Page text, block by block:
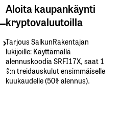
Aloita kaupankäynti
kryptovaluutoilla
Tarjous SalkunRakentajan
lukijoille: Käyttämällä​ ​
alennuskoodia​ ​SRFI17X,​ ​saat​ ​1
%:n treidauskulut​ ​ensimmäiselle​ ​
kuukaudelle​ ​(50%​ ​alennus).